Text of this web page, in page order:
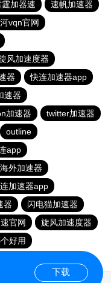
霆加器速
速帆加速器
vqn官网
风加速度器
器
快连加速器app
速器
加速器
twitter加速器
outline
app
外加速器
加速器app
器
闪电猫加速器
官网
旋风加速度器
好用
下载